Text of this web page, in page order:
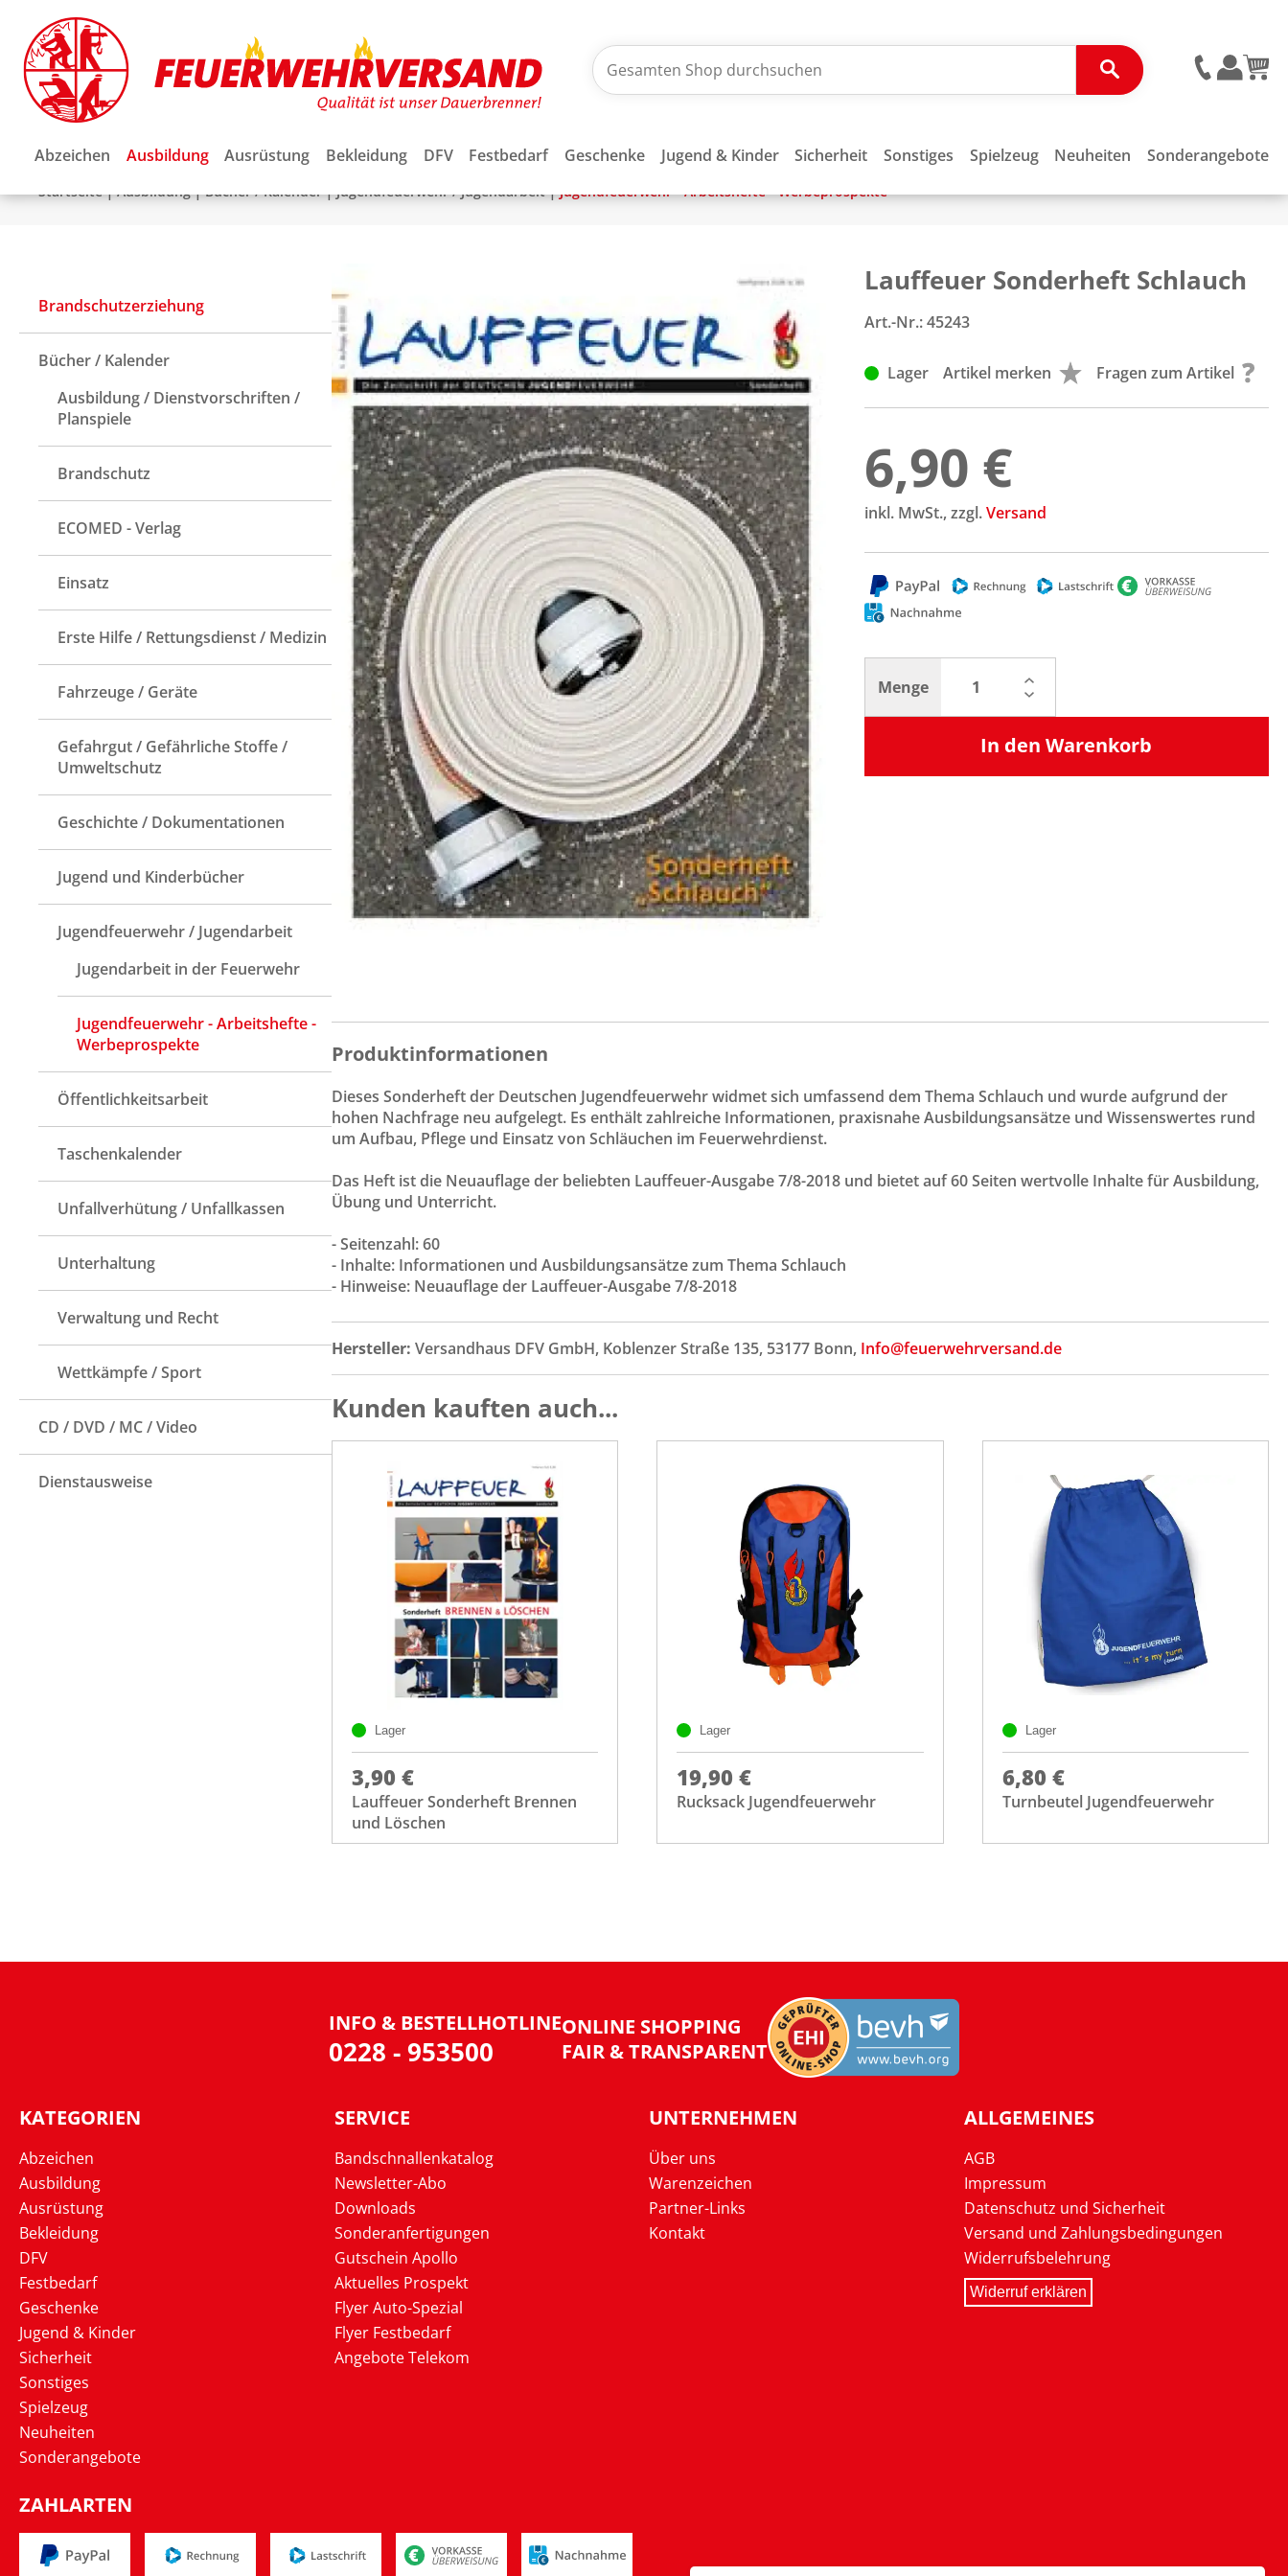
Abzeichen Ausbildung Ausrüstung Bekleidung DFV Festbedarf Geschenke Jugend & Kinder Sicherheit Sonstiges Spielzeug Neuheiten Sonderangebote
Startseite|Ausbildung|Bücher / Kalender|Jugendfeuerwehr / Jugendarbeit|Jugendfeuerwehr - Arbeitshefte - Werbeprospekte
Brandschutzerziehung
Bücher / Kalender
Ausbildung / Dienstvorschriften /
Planspiele
Brandschutz
ECOMED - Verlag
Einsatz
Erste Hilfe / Rettungsdienst / Medizin
Fahrzeuge / Geräte
Gefahrgut / Gefährliche Stoffe /
Umweltschutz
Geschichte / Dokumentationen
Jugend und Kinderbücher
Jugendfeuerwehr / Jugendarbeit
Jugendarbeit in der Feuerwehr
Jugendfeuerwehr - Arbeitshefte -
Werbeprospekte
Öffentlichkeitsarbeit
Taschenkalender
Unfallverhütung / Unfallkassen
Unterhaltung
Verwaltung und Recht
Wettkämpfe / Sport
CD / DVD / MC / Video
Dienstausweise
Lauffeuer Sonderheft Schlauch
Art.-Nr.:45243
Lager Artikel merken Fragen zum Artikel
6,90 €
inkl. MwSt., zzgl.Versand
Menge
In den Warenkorb
Produktinformationen
Dieses Sonderheft der Deutschen Jugendfeuerwehr widmet sich umfassend dem Thema Schlauch und wurde aufgrund der
hohen Nachfrage neu aufgelegt. Es enthält zahlreiche Informationen, praxisnahe Ausbildungsansätze und Wissenswertes rund
um Aufbau, Pflege und Einsatz von Schläuchen im Feuerwehrdienst.
Das Heft ist die Neuauflage der beliebten Lauffeuer-Ausgabe 7/8-2018 und bietet auf 60 Seiten wertvolle Inhalte für Ausbildung,
Übung und Unterricht.
- Seitenzahl: 60
- Inhalte: Informationen und Ausbildungsansätze zum Thema Schlauch
- Hinweise: Neuauflage der Lauffeuer-Ausgabe 7/8-2018
Hersteller: Versandhaus DFV GmbH, Koblenzer Straße 135, 53177 Bonn, Info@feuerwehrversand.de
Kunden kauften auch...
Lager
3,90 €
Lauffeuer Sonderheft Brennen
und Löschen
Lager
19,90 €
Rucksack Jugendfeuerwehr
Lager
6,80 €
Turnbeutel Jugendfeuerwehr
INFO & BESTELLHOTLINE
0228 - 953500
ONLINE SHOPPING
FAIR & TRANSPARENT
KATEGORIEN
Abzeichen
Ausbildung
Ausrüstung
Bekleidung
DFV
Festbedarf
Geschenke
Jugend & Kinder
Sicherheit
Sonstiges
Spielzeug
Neuheiten
Sonderangebote
SERVICE
Bandschnallenkatalog
Newsletter-Abo
Downloads
Sonderanfertigungen
Gutschein Apollo
Aktuelles Prospekt
Flyer Auto-Spezial
Flyer Festbedarf
Angebote Telekom
UNTERNEHMEN
Über uns
Warenzeichen
Partner-Links
Kontakt
ALLGEMEINES
AGB
Impressum
Datenschutz und Sicherheit
Versand und Zahlungsbedingungen
Widerrufsbelehrung
Widerruf erklären
ZAHLARTEN